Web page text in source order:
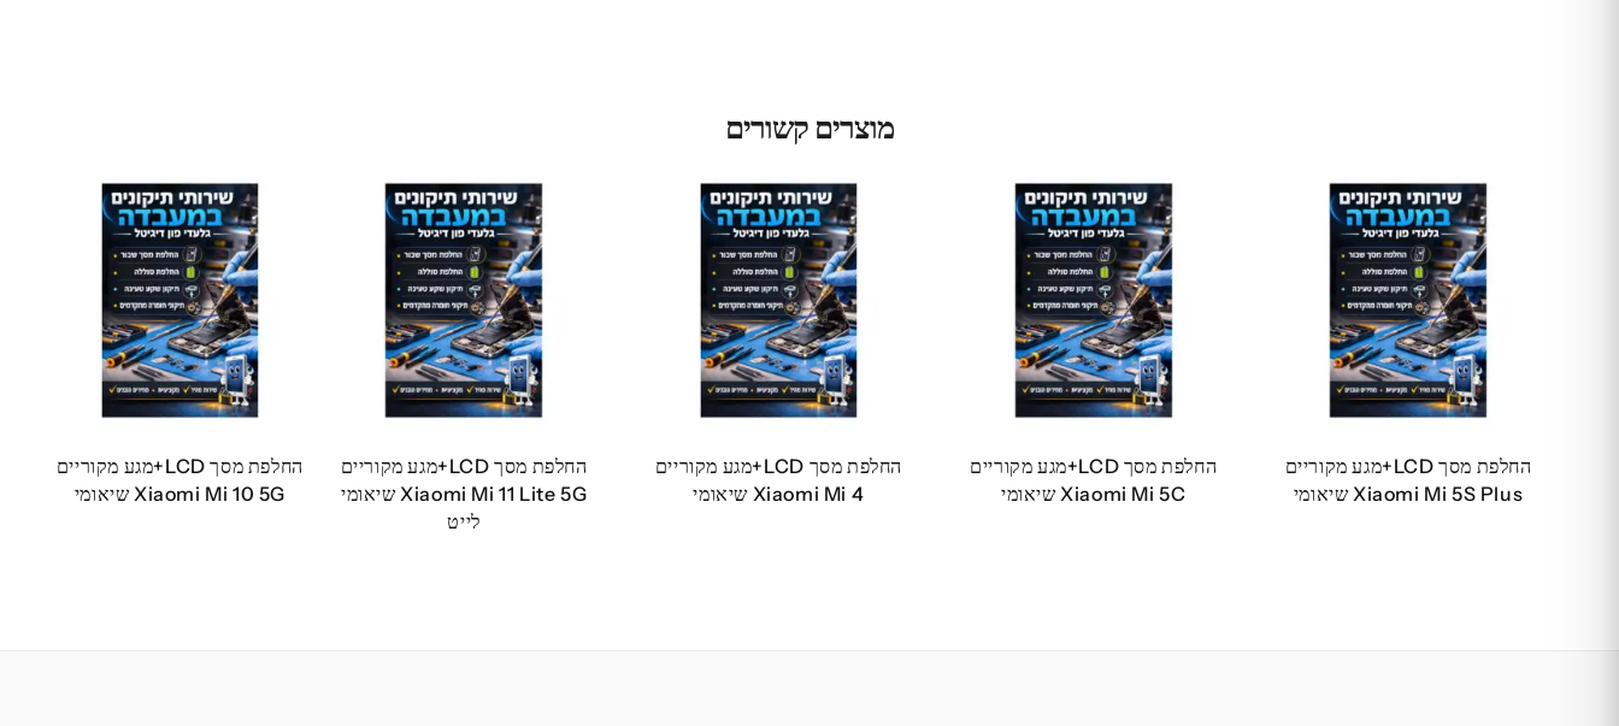
מוצרים קשורים
החלפת מסך LCD+מגע מקוריים
Xiaomi Mi 5S Plus שיאומי
החלפת מסך LCD+מגע מקוריים
Xiaomi Mi 5C שיאומי
החלפת מסך LCD+מגע מקוריים
Xiaomi Mi 4 שיאומי
החלפת מסך LCD+מגע מקוריים
Xiaomi Mi 11 Lite 5G שיאומי
לייט
החלפת מסך LCD+מגע מקוריים
Xiaomi Mi 10 5G שיאומי